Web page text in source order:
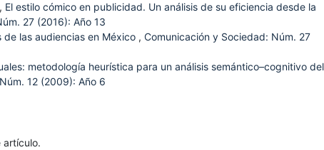
El estilo cómico en publicidad. Un análisis de su eficiencia desde la
27 (2016): Año 13
de las audiencias en México , Comunicación y Sociedad: Núm. 27
metodología heurística para un análisis semántico–cognitivo del
12 (2009): Año 6
artículo.